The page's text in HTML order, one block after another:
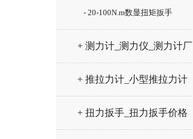
- 20-100N.m数显扭矩扳手
+ 测力计_测力仪_测力计厂
家
+ 推拉力计_小型推拉力计
+ 扭力扳手_扭力扳手价格